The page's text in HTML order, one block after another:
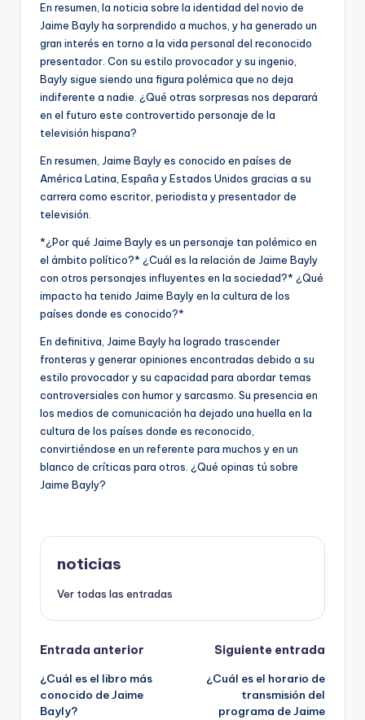
En resumen, la noticia sobre la identidad del novio de
Jaime Bayly ha sorprendido a muchos, y ha generado un
gran interés en torno a la vida personal del reconocido
presentador. Con su estilo provocador y su ingenio,
Bayly sigue siendo una figura polémica que no deja
indiferente a nadie. ¿Qué otras sorpresas nos deparará
en el futuro este controvertido personaje de la
televisión hispana?
En resumen, Jaime Bayly es conocido en países de
América Latina, España y Estados Unidos gracias a su
carrera como escritor, periodista y presentador de
televisión.
*¿Por qué Jaime Bayly es un personaje tan polémico en
el ámbito político?* ¿Cuál es la relación de Jaime Bayly
con otros personajes influyentes en la sociedad?* ¿Qué
impacto ha tenido Jaime Bayly en la cultura de los
países donde es conocido?*
En definitiva, Jaime Bayly ha logrado trascender
fronteras y generar opiniones encontradas debido a su
estilo provocador y su capacidad para abordar temas
controversiales con humor y sarcasmo. Su presencia en
los medios de comunicación ha dejado una huella en la
cultura de los países donde es reconocido,
convirtiéndose en un referente para muchos y en un
blanco de críticas para otros. ¿Qué opinas tú sobre
Jaime Bayly?
noticias
Ver todas las entradas
Navegación
de
Entrada anterior
¿Cuál es el libro más
conocido de Jaime
Bayly?
Siguiente entrada
¿Cuál es el horario de
transmisión del
programa de Jaime